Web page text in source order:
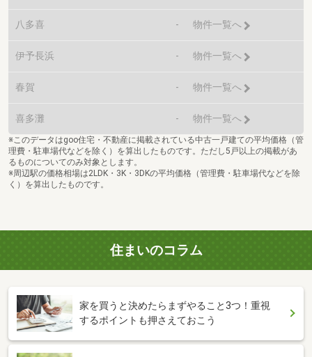
八多喜 - 物件一覧へ
伊予長浜 - 物件一覧へ
春賀 - 物件一覧へ
喜多灘 - 物件一覧へ
※このデータはgoo住宅・不動産に掲載されている中古一戸建ての平均価格（管
理費・駐車場代などを除く）を算出したものです。ただし5戸以上の掲載があ
るものについてのみ対象とします。
※周辺駅の価格相場は2LDK・3K・3DKの平均価格（管理費・駐車場代などを除
く）を算出したものです。
住まいのコラム
家を買うと決めたらまずやること3つ！重視
するポイントも押さえておこう